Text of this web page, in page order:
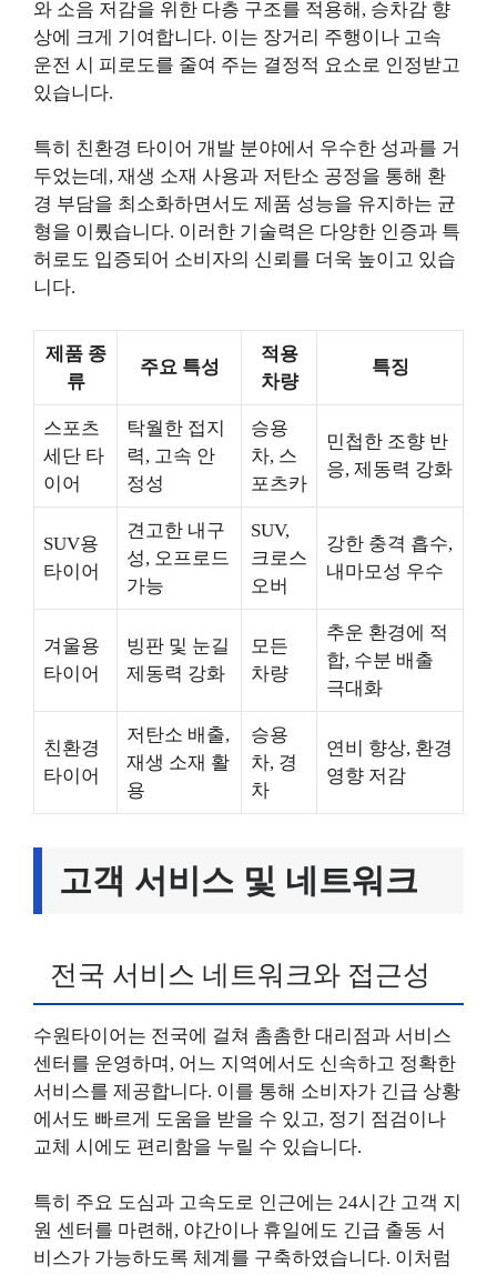
와 소음 저감을 위한 다층 구조를 적용해, 승차감 향
상에 크게 기여합니다. 이는 장거리 주행이나 고속
운전 시 피로도를 줄여 주는 결정적 요소로 인정받고
있습니다.
특히 친환경 타이어 개발 분야에서 우수한 성과를 거
두었는데, 재생 소재 사용과 저탄소 공정을 통해 환
경 부담을 최소화하면서도 제품 성능을 유지하는 균
형을 이뤘습니다. 이러한 기술력은 다양한 인증과 특
허로도 입증되어 소비자의 신뢰를 더욱 높이고 있습
니다.
제품 종
류
주요 특성
적용
차량
특징
스포츠
세단 타
이어
탁월한 접지
력, 고속 안
정성
승용
차, 스
포츠카
민첩한 조향 반
응, 제동력 강화
SUV용
타이어
견고한 내구
성, 오프로드
가능
SUV,
크로스
오버
강한 충격 흡수,
내마모성 우수
겨울용
타이어
빙판 및 눈길
제동력 강화
모든
차량
추운 환경에 적
합, 수분 배출
극대화
친환경
타이어
저탄소 배출,
재생 소재 활
용
승용
차, 경
차
연비 향상, 환경
영향 저감
고객 서비스 및 네트워크
전국 서비스 네트워크와 접근성
수원타이어는 전국에 걸쳐 촘촘한 대리점과 서비스
센터를 운영하며, 어느 지역에서도 신속하고 정확한
서비스를 제공합니다. 이를 통해 소비자가 긴급 상황
에서도 빠르게 도움을 받을 수 있고, 정기 점검이나
교체 시에도 편리함을 누릴 수 있습니다.
특히 주요 도심과 고속도로 인근에는 24시간 고객 지
원 센터를 마련해, 야간이나 휴일에도 긴급 출동 서
비스가 가능하도록 체계를 구축하였습니다. 이처럼